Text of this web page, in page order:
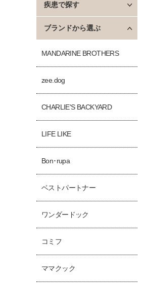
疾患で探す
ブランドから選ぶ
MANDARINE BROTHERS
zee.dog
CHARLIE'S BACKYARD
LIFE LIKE
Bon･rupa
ベストパートナー
ワンダードック
コミフ
ママクック